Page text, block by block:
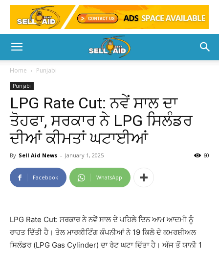
Home Punjabi
Punjabi
LPG Rate Cut: ਨਵੇਂ ਸਾਲ ਦਾ
ਤੋਹਫਾ, ਸਰਕਾਰ ਨੇ LPG ਸਿਲੰਡਰ
ਦੀਆਂ ਕੀਮਤਾਂ ਘਟਾਈਆਂ
By Sell Aid News - January 1, 2025 60
Facebook WhatsApp
LPG Rate Cut: ਸਰਕਾਰ ਨੇ ਨਵੇਂ ਸਾਲ ਦੇ ਪਹਿਲੇ ਦਿਨ ਆਮ ਆਦਮੀ ਨੂੰ
ਰਾਹਤ ਦਿੱਤੀ ਹੈ। ਤੇਲ ਮਾਰਕੀਟਿੰਗ ਕੰਪਨੀਆਂ ਨੇ 19 ਕਿਲੋ ਦੇ ਕਮਰਸ਼ੀਅਲ
ਸਿਲੰਡਰ (LPG Gas Cylinder) ਦਾ ਰੇਟ ਘਟਾ ਦਿੱਤਾ ਹੈ। ਅੱਜ ਤੋਂ ਯਾਨੀ 1